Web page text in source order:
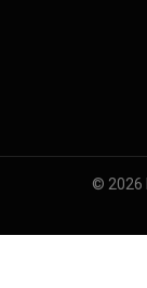
© 2026